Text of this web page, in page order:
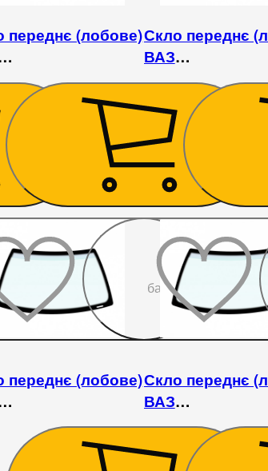
переднє (лобове)
21099/2113/2114/2115
₴
Скло переднє
ВАЗ
2108/2109/21099/
2 430
До
бажаного
переднє (лобове)
2102/2104/2105/2106/2107
124/125
Скло переднє
ВАЗ
2101/2102/2104/
/ Fiat 124/125